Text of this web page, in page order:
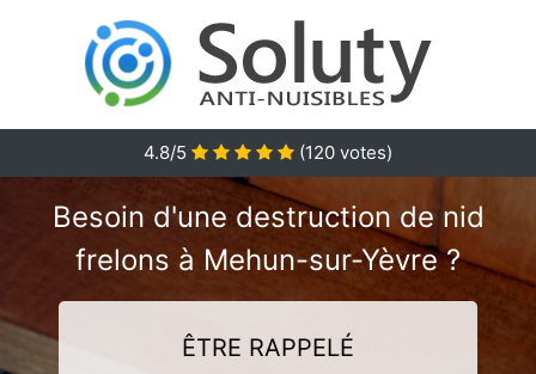
4.8/5 (120 votes)
Besoin d'une destruction de nid
frelons à Mehun-sur-Yèvre ?
ÊTRE RAPPELÉ